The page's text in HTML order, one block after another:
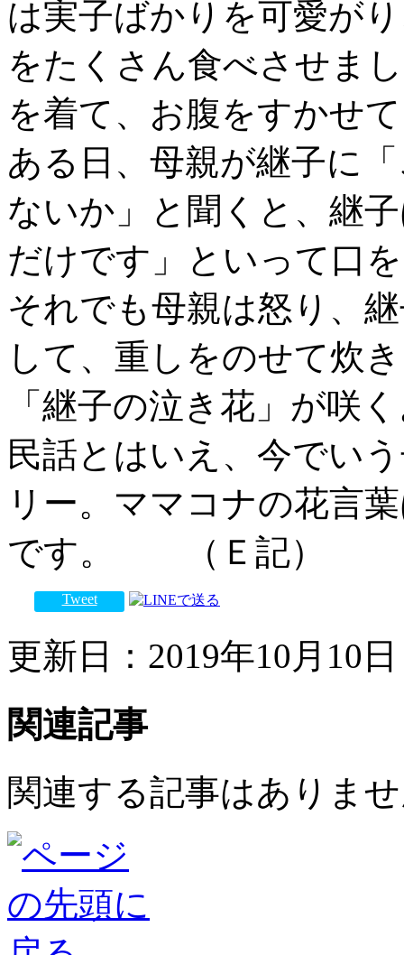
は実子ばかりを可愛が
をたくさん食べさせま
を着て、お腹をすかせ
ある日、母親が継子に
ないか」と聞くと、継
だけです」といって口
それでも母親は怒り、
して、重しをのせて炊
「継子の泣き花」が咲
民話とはいえ、今でい
リー。ママコナの花言
です。 （Ｅ記）
Tweet
更新日：2019年10月10
関連記事
関連する記事はありま